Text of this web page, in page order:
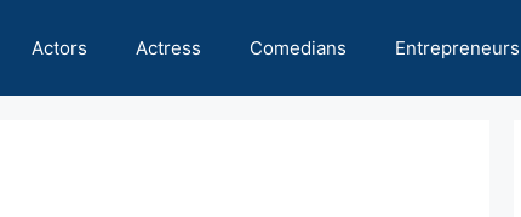
Actors Actress Comedians Entrepreneurs